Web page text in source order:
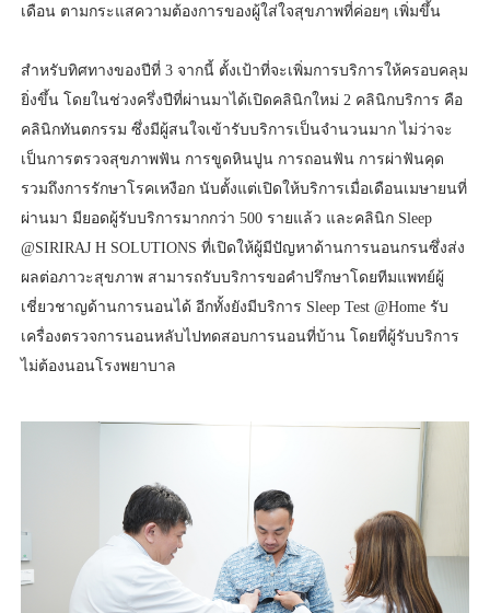
เดือน ตามกระแสความต้องการของผู้ใส่ใจสุขภาพที่ค่อยๆ เพิ่มขึ้น
สำหรับทิศทางของปีที่ 3 จากนี้ ตั้งเป้าที่จะเพิ่มการบริการให้ครอบคลุม
ยิ่งขึ้น โดยในช่วงครึ่งปีที่ผ่านมาได้เปิดคลินิกใหม่ 2 คลินิกบริการ คือ
คลินิกทันตกรรม ซึ่งมีผู้สนใจเข้ารับบริการเป็นจำนวนมาก ไม่ว่าจะ
เป็นการตรวจสุขภาพฟัน การขูดหินปูน การถอนฟัน การผ่าฟันคุด
รวมถึงการรักษาโรคเหงือก นับตั้งแต่เปิดให้บริการเมื่อเดือนเมษายนที่
ผ่านมา มียอดผู้รับบริการมากกว่า 500 รายแล้ว และคลินิก Sleep
@SIRIRAJ H SOLUTIONS ที่เปิดให้ผู้มีปัญหาด้านการนอนกรนซึ่งส่ง
ผลต่อภาวะสุขภาพ สามารถรับบริการขอคำปรึกษาโดยทีมแพทย์ผู้
เชี่ยวชาญด้านการนอนได้ อีกทั้งยังมีบริการ Sleep Test @Home รับ
เครื่องตรวจการนอนหลับไปทดสอบการนอนที่บ้าน โดยที่ผู้รับบริการ
ไม่ต้องนอนโรงพยาบาล